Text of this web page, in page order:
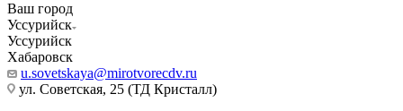
Ваш город
Уссурийск
Уссурийск
Хабаровск
u.sovetskaya@mirotvorecdv.ru
ул. Советская, 25 (ТД Кристалл)